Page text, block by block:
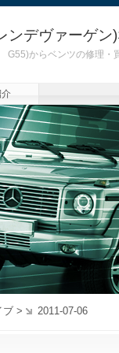
ンデヴァーゲ
からベンツの修理・
介
> 2011-07-06